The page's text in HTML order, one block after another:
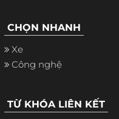
CHỌN NHANH
Xe
Công nghệ
TỪ KHÓA LIÊN KẾT